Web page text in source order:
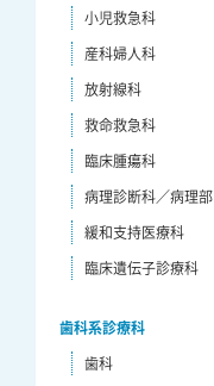
小児救急科
産科婦人科
放射線科
救命救急科
臨床腫瘍科
病理診断科／病理部
緩和支持医療科
臨床遺伝子診療科
歯科系診療科
歯科